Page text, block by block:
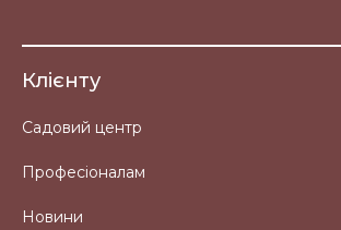
Клієнту
Садовий центр
Професіоналам
Новини